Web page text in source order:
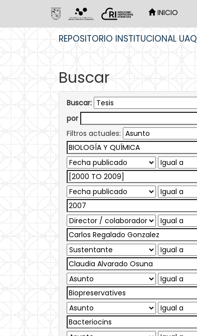
INICIO
REPOSITORIO INSTITUCIONAL UAQ
Buscar
Buscar:
por
Filtros actuales: